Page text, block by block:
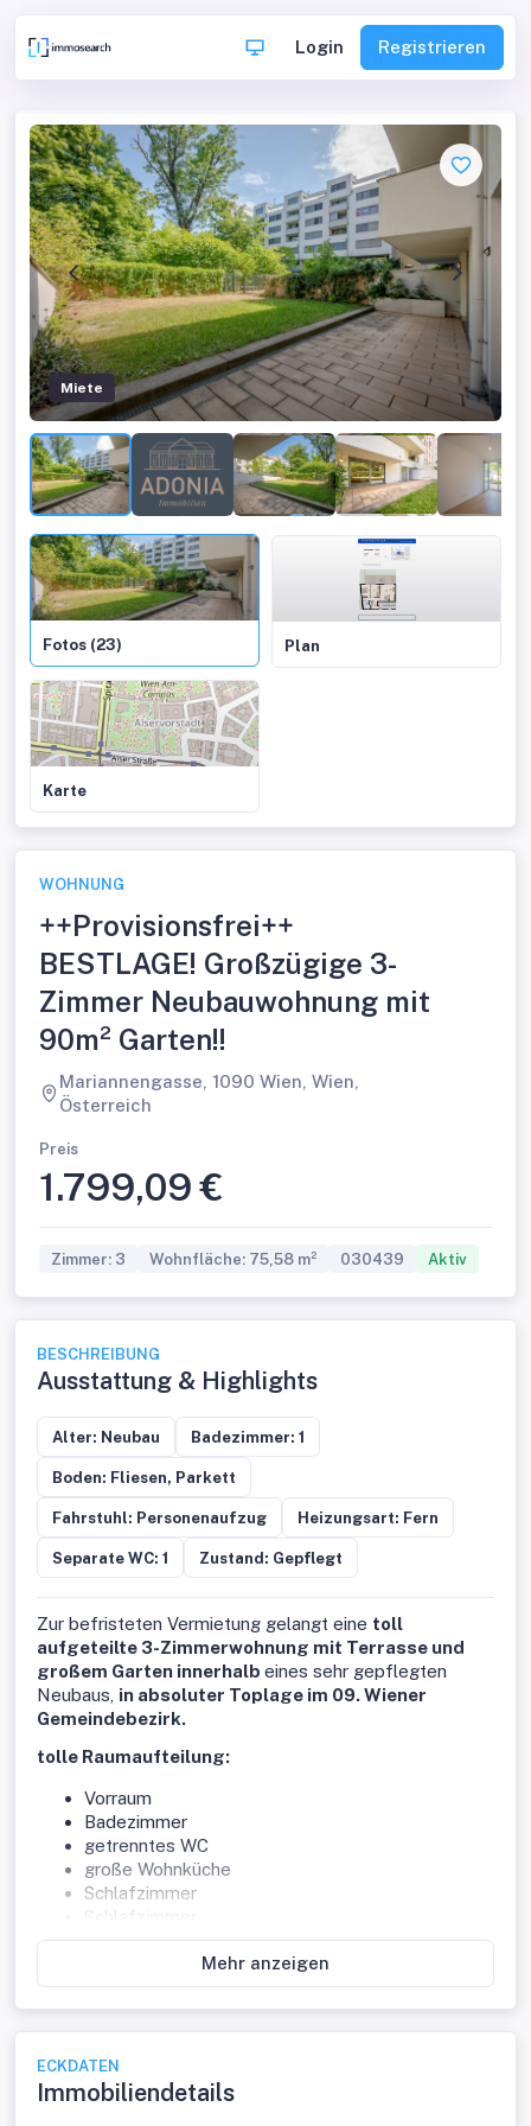
Login Registrieren
Miete
Fotos (23) Plan
Karte
WOHNUNG
++Provisionsfrei++
BESTLAGE! Großzügige 3-
Zimmer Neubauwohnung mit
90m² Garten!!
Mariannengasse, 1090 Wien, Wien,
Österreich
Preis
1.799,09 €
Zimmer: 3 Wohnfläche: 75,58 m² 030439 Aktiv
BESCHREIBUNG
Ausstattung & Highlights
Alter: Neubau Badezimmer: 1
Boden: Fliesen, Parkett
Fahrstuhl: Personenaufzug Heizungsart: Fern
Separate WC: 1 Zustand: Gepflegt
Zur befristeten Vermietung gelangt eine toll
aufgeteilte 3-Zimmerwohnung mit Terrasse und
großem Garten innerhalb eines sehr gepflegten
Neubaus, in absoluter Toplage im 09. Wiener
Gemeindebezirk.
tolle Raumaufteilung:
Vorraum
Badezimmer
getrenntes WC
große Wohnküche
Schlafzimmer
Schlafzimmer
kleiner Abstellraum
riesiger Garten mit mehr als 90m2
(siehe Bilder und aktueller Grundriss )
Zustand/Ausstattung:
Mehr anzeigen
ECKDATEN
Immobiliendetails